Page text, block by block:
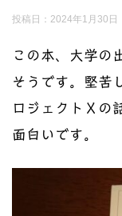
投稿日： 2024年1月30日
この本、大学の
そうです。堅苦
ロジェクトＸの
面白いです。